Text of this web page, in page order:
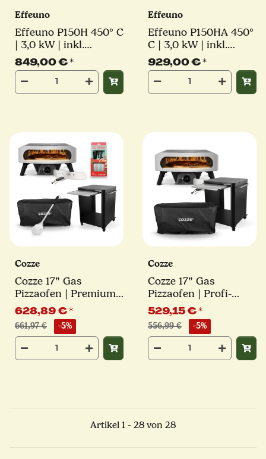
Effeuno
Effeuno P150H 450° C
| 3,0 kW | inkl.
Pizzastein | ⌀50 cm
Pizza | EASY Line
849,00 €*
Effeuno
Effeuno P150HA 450°
C | 3,0 kW | inkl.
Pizzastein | ⌀50 cm
Pizzen | EASY Line
929,00 €*
Cozze
Cozze 17” Gas
Pizzaofen | Premium-
Paket
628,89 €*
661,97 € -5%
Cozze
Cozze 17” Gas
Pizzaofen | Profi-
Paket
529,15 €*
556,99 € -5%
Artikel 1 - 28 von 28